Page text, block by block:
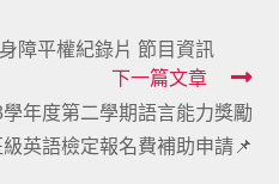
障平權紀錄片 節目資訊
下一篇文章
年度第二學期語言能力獎勵
英語檢定報名費補助申請📌